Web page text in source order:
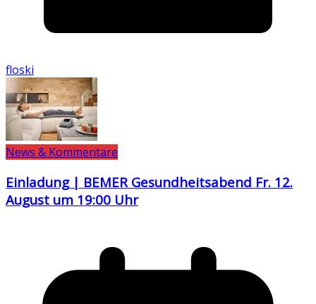
floski
News & Kommentare
Einladung | BEMER Gesundheitsabend Fr. 12.
August um 19:00 Uhr